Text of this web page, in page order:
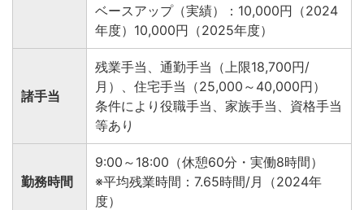
ベースアップ（実績）：10,000円（2024
年度）10,000円（2025年度）
諸手当
残業手当、通勤手当（上限18,700円/
月）、住宅手当（25,000～40,000円）
条件により役職手当、家族手当、資格手当
等あり
勤務時間
9:00～18:00（休憩60分・実働8時間）
※平均残業時間：7.65時間/月（2024年
度）